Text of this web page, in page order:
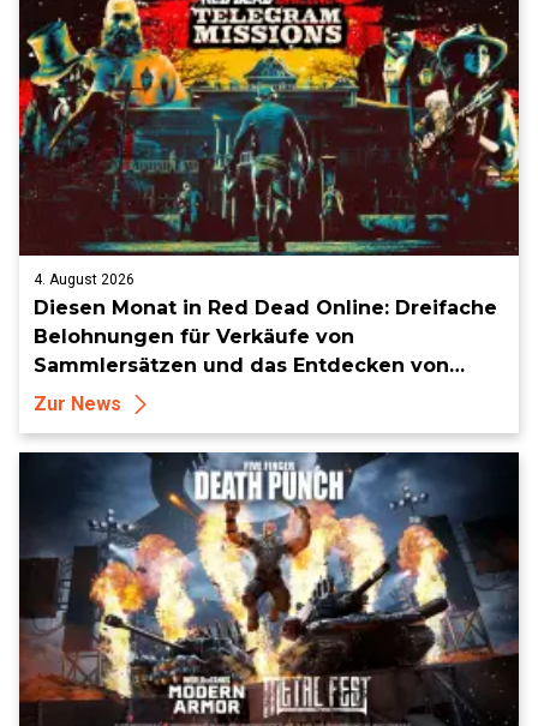
4. August 2026
Diesen Monat in Red Dead Online: Dreifache
Belohnungen für Verkäufe von
Sammlersätzen und das Entdecken von
Sammlerstücken, in Telegramm-Missionen
Zur News